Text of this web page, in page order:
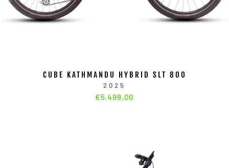
CUBE KATHMANDU HYBRID SLT 800
2025
€5.499,00